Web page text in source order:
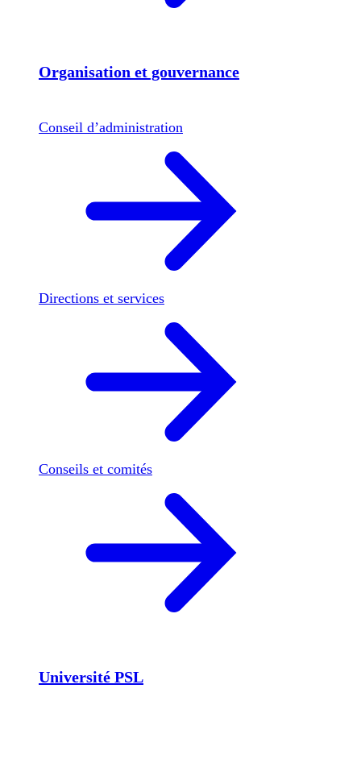
Organisation et gouvernance
Conseil d’administration
Directions et services
Conseils et comités
Université PSL